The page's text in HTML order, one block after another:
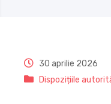
30 aprilie 2026
Dispozițiile